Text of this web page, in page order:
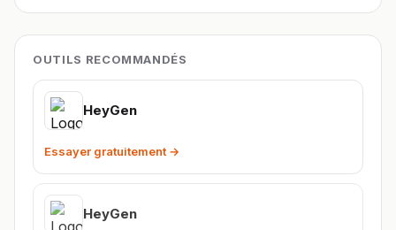
OUTILS RECOMMANDÉS
HeyGen
Essayer gratuitement →
HeyGen